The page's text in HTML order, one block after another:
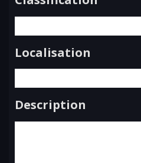
Localisation
Description